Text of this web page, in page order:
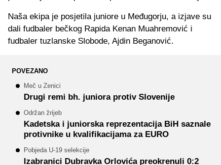
Naša ekipa je posjetila juniore u Međugorju, a izjave su
dali fudbaler bečkog Rapida Kenan Muahremović i
fudbaler tuzlanske Slobode, Ajdin Beganović.
POVEZANO
Meč u Zenici
Drugi remi bh. juniora protiv Slovenije
Održan žrijeb
Kadetska i juniorska reprezentacija BiH saznale
protivnike u kvalifikacijama za EURO
Pobjeda U-19 selekcije
Izabranici Dubravka Orlovića preokrenuli 0:2